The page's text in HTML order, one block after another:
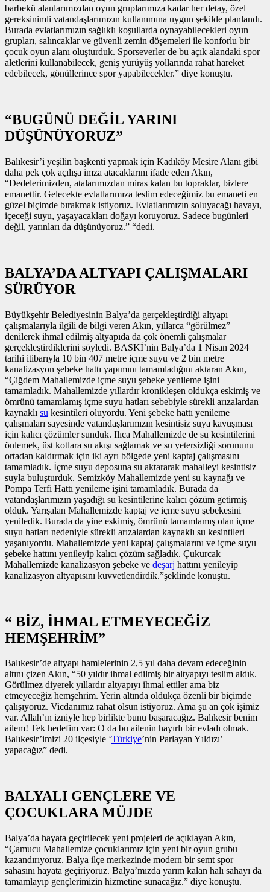
barbekü alanlarımızdan oyun gruplarımıza kadar her detay, özel
gereksinimli vatandaşlarımızın kullanımına uygun şekilde planlandı.
Burada evlatlarımızın sağlıklı koşullarda oynayabilecekleri oyun
grupları, salıncaklar ve güvenli zemin döşemeleri ile konforlu bir
çocuk oyun alanı oluşturduk. Sporseverler de bu açık alandaki spor
aletlerini kullanabilecek, geniş yürüyüş yollarında rahat hareket
edebilecek, gönüllerince spor yapabilecekler.” diye konuştu.
“BUGÜNÜ DEĞİL YARINI
DÜŞÜNÜYORUZ”
Balıkesir’i yeşilin başkenti yapmak için Kadıköy Mesire Alanı gibi
daha pek çok açılışa imza atacaklarını ifade eden Akın,
“Dedelerimizden, atalarımızdan miras kalan bu topraklar, bizlere
emanettir. Gelecekte evlatlarımıza teslim edeceğimiz bu emaneti en
güzel biçimde bırakmak istiyoruz. Evlatlarımızın soluyacağı havayı,
içeceği suyu, yaşayacakları doğayı koruyoruz. Sadece bugünleri
değil, yarınları da düşünüyoruz.” “dedi.
BALYA’DA ALTYAPI ÇALIŞMALARI
SÜRÜYOR
Büyükşehir Belediyesinin Balya’da gerçekleştirdiği altyapı
çalışmalarıyla ilgili de bilgi veren Akın, yıllarca “görülmez”
denilerek ihmal edilmiş altyapıda da çok önemli çalışmalar
gerçekleştirdiklerini söyledi. BASKİ’nin Balya’da 1 Nisan 2024
tarihi itibarıyla 10 bin 407 metre içme suyu ve 2 bin metre
kanalizasyon şebeke hattı yapımını tamamladığını aktaran Akın,
“Çiğdem Mahallemizde içme suyu şebeke yenileme işini
tamamladık. Mahallemizde yıllardır kronikleşen oldukça eskimiş ve
ömrünü tamamlamış içme suyu hatları sebebiyle sürekli arızalardan
kaynaklı su kesintileri oluyordu. Yeni şebeke hattı yenileme
çalışmaları sayesinde vatandaşlarımızın kesintisiz suya kavuşması
için kalıcı çözümler sunduk. Ilıca Mahallemizde de su kesintilerini
önlemek, üst kotlara su akışı sağlamak ve su yetersizliği sorununu
ortadan kaldırmak için iki ayrı bölgede yeni kaptaj çalışmasını
tamamladık. İçme suyu deposuna su aktararak mahalleyi kesintisiz
suyla buluşturduk. Semizköy Mahallemizde yeni su kaynağı ve
Pompa Terfi Hattı yenileme işini tamamladık. Burada da
vatandaşlarımızın yaşadığı su kesintilerine kalıcı çözüm getirmiş
olduk. Yarışalan Mahallemizde kaptaj ve içme suyu şebekesini
yeniledik. Burada da yine eskimiş, ömrünü tamamlamış olan içme
suyu hatları nedeniyle sürekli arızalardan kaynaklı su kesintileri
yaşanıyordu. Mahallemizde yeni kaptaj çalışmalarını ve içme suyu
şebeke hattını yenileyip kalıcı çözüm sağladık. Çukurcak
Mahallemizde kanalizasyon şebeke ve deşarj hattını yenileyip
kanalizasyon altyapısını kuvvetlendirdik.”şeklinde konuştu.
“ BİZ, İHMAL ETMEYECEĞİZ
HEMŞEHRİM”
Balıkesir’de altyapı hamlelerinin 2,5 yıl daha devam edeceğinin
altını çizen Akın, “50 yıldır ihmal edilmiş bir altyapıyı teslim aldık.
Görülmez diyerek yıllardır altyapıyı ihmal ettiler ama biz
etmeyeceğiz hemşehrim. Yerin altında oldukça özenli bir biçimde
çalışıyoruz. Vicdanımız rahat olsun istiyoruz. Ama şu an çok işimiz
var. Allah’ın izniyle hep birlikte bunu başaracağız. Balıkesir benim
ailem! Tek hedefim var: O da bu ailenin hayırlı bir evladı olmak.
Balıkesir’imizi 20 ilçesiyle ‘Türkiye’nin Parlayan Yıldızı’
yapacağız” dedi.
BALYALI GENÇLERE VE
ÇOCUKLARA MÜJDE
Balya’da hayata geçirilecek yeni projeleri de açıklayan Akın,
“Çamucu Mahallemize çocuklarımız için yeni bir oyun grubu
kazandırıyoruz. Balya ilçe merkezinde modern bir semt spor
sahasını hayata geçiriyoruz. Balya’mızda yarım kalan halı sahayı da
tamamlayıp gençlerimizin hizmetine sunacağız.” diye konuştu.